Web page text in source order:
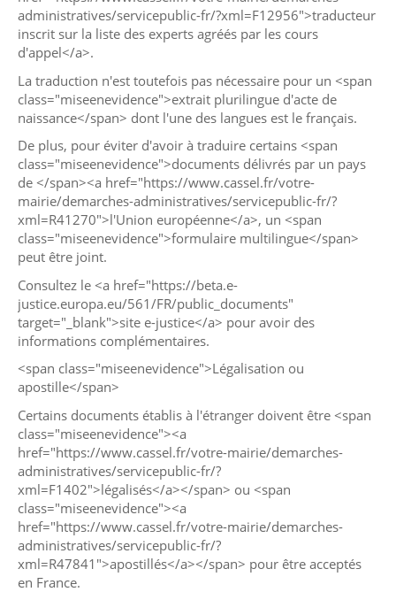
administratives/servicepublic-fr/?xml=F12956">traducteur
inscrit sur la liste des experts agréés par les cours
d'appel</a>.
La traduction n'est toutefois pas nécessaire pour un <span
class="miseenevidence">extrait plurilingue d'acte de
naissance</span> dont l'une des langues est le français.
De plus, pour éviter d'avoir à traduire certains <span
class="miseenevidence">documents délivrés par un pays
de </span><a href="https://www.cassel.fr/votre-
mairie/demarches-administratives/servicepublic-fr/?
xml=R41270">l'Union européenne</a>, un <span
class="miseenevidence">formulaire multilingue</span>
peut être joint.
Consultez le <a href="https://beta.e-
justice.europa.eu/561/FR/public_documents"
target="_blank">site e-justice</a> pour avoir des
informations complémentaires.
<span class="miseenevidence">Légalisation ou
apostille</span>
Certains documents établis à l'étranger doivent être <span
class="miseenevidence"><a
href="https://www.cassel.fr/votre-mairie/demarches-
administratives/servicepublic-fr/?
xml=F1402">légalisés</a></span> ou <span
class="miseenevidence"><a
href="https://www.cassel.fr/votre-mairie/demarches-
administratives/servicepublic-fr/?
xml=R47841">apostillés</a></span> pour être acceptés
en France.